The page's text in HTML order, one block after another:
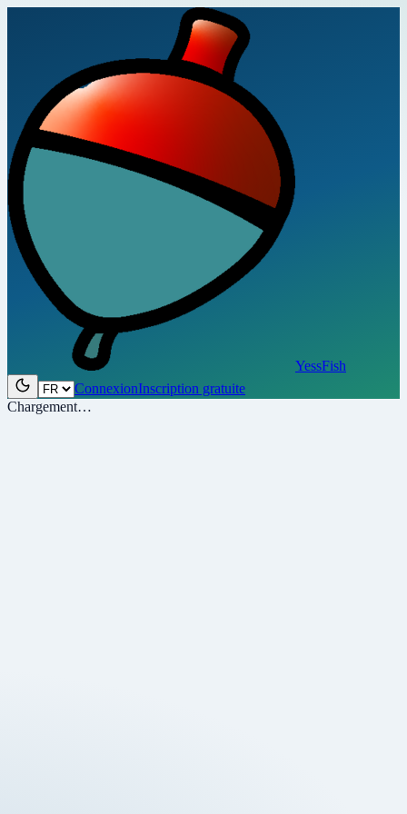
YessFish
ConnexionInscription gratuite
Chargement…